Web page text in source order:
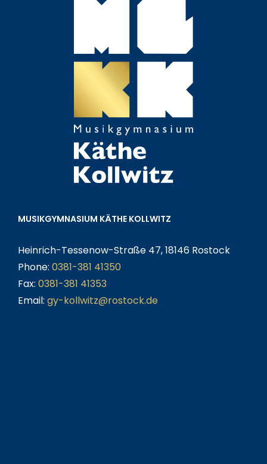
MUSIKGYMNASIUM KÄTHE KOLLWITZ
Heinrich-Tessenow-Straße 47, 18146 Rostock
Phone: 0381-381 41350
Fax: 0381-381 41353
Email: gy-kollwitz@rostock.de